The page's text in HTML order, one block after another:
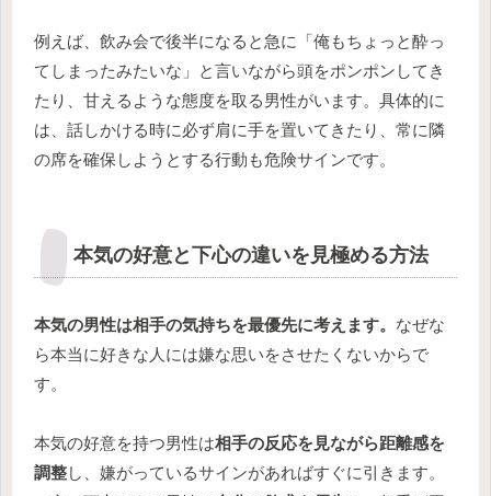
例えば、飲み会で後半になると急に「俺もちょっと酔っ
てしまったみたいな」と言いながら頭をポンポンしてき
たり、甘えるような態度を取る男性がいます。具体的に
は、話しかける時に必ず肩に手を置いてきたり、常に隣
の席を確保しようとする行動も危険サインです。
本気の好意と下心の違いを見極める方法
本気の男性は相手の気持ちを最優先に考えます。 なぜな
ら本当に好きな人には嫌な思いをさせたくないからで
す。
本気の好意を持つ男性は相手の反応を見ながら距離感を
調整し、嫌がっているサインがあればすぐに引きます。